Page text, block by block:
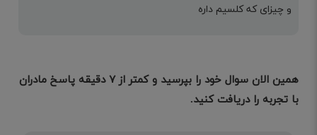
و چیزای که کلسیم داره
همین الان سوال خود را بپرسید و کمتر از ۷ دقیقه پاسخ مادران
با تجربه را دریافت کنید.